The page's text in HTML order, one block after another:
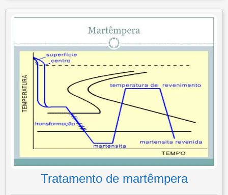
Tratamento de martêmpera